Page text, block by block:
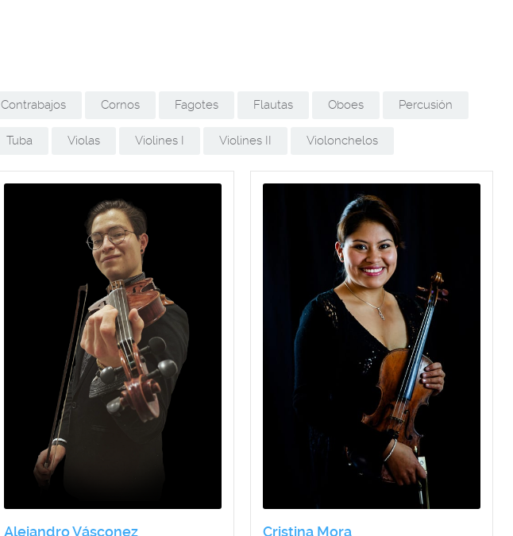
Contrabajos Cornos Fagotes Flautas Oboes Percusión
Tuba Violas Violines I Violines II Violonchelos
Alejandro Vásconez Cristina Mora